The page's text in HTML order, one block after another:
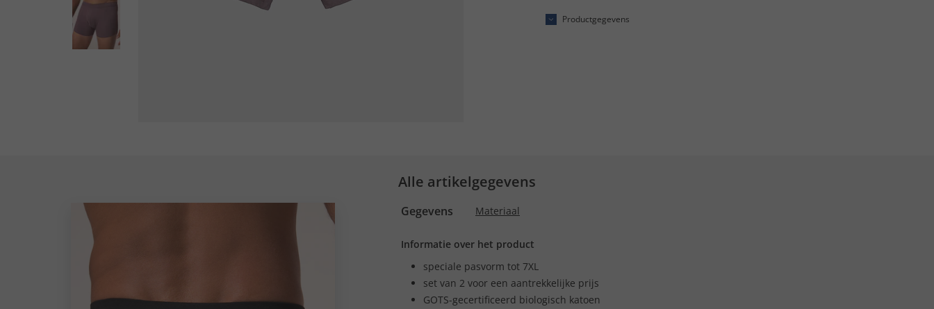
Productgegevens
Alle artikelgegevens
Gegevens Materiaal
Informatie over het product
speciale pasvorm tot 7XL
set van 2 voor een aantrekkelijke prijs
GOTS-gecertificeerd biologisch katoen